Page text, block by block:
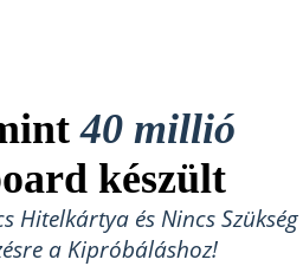
40 millió
készült
Hitelkártya és Nincs Szükség
a Kipróbáláshoz!